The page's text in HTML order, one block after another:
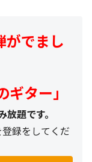
がでまし
ギター」
題です。
録をしてくだ